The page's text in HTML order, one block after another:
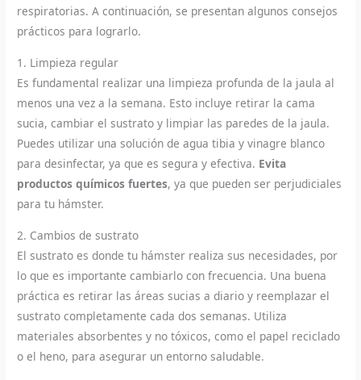
respiratorias. A continuación, se presentan algunos consejos
prácticos para lograrlo.
1. Limpieza regular
Es fundamental realizar una limpieza profunda de la jaula al
menos una vez a la semana. Esto incluye retirar la cama
sucia, cambiar el sustrato y limpiar las paredes de la jaula.
Puedes utilizar una solución de agua tibia y vinagre blanco
para desinfectar, ya que es segura y efectiva. Evita
productos químicos fuertes, ya que pueden ser perjudiciales
para tu hámster.
2. Cambios de sustrato
El sustrato es donde tu hámster realiza sus necesidades, por
lo que es importante cambiarlo con frecuencia. Una buena
práctica es retirar las áreas sucias a diario y reemplazar el
sustrato completamente cada dos semanas. Utiliza
materiales absorbentes y no tóxicos, como el papel reciclado
o el heno, para asegurar un entorno saludable.